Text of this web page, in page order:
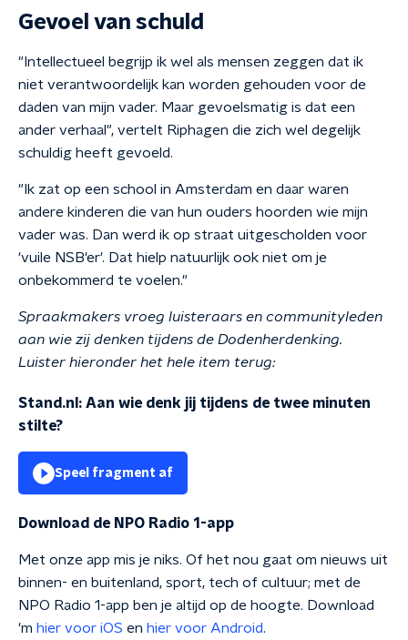
Gevoel van schuld
"Intellectueel begrijp ik wel als mensen zeggen dat ik
niet verantwoordelijk kan worden gehouden voor de
daden van mijn vader. Maar gevoelsmatig is dat een
ander verhaal", vertelt Riphagen die zich wel degelijk
schuldig heeft gevoeld.
"Ik zat op een school in Amsterdam en daar waren
andere kinderen die van hun ouders hoorden wie mijn
vader was. Dan werd ik op straat uitgescholden voor
'vuile NSB'er'. Dat hielp natuurlijk ook niet om je
onbekommerd te voelen."
Spraakmakers vroeg luisteraars en communityleden
aan wie zij denken tijdens de Dodenherdenking.
Luister hieronder het hele item terug:
Stand.nl: Aan wie denk jij tijdens de twee minuten
stilte?
Speel fragment af
Download de NPO Radio 1-app
Met onze app mis je niks. Of het nou gaat om nieuws uit
binnen- en buitenland, sport, tech of cultuur; met de
NPO Radio 1-app ben je altijd op de hoogte. Download
'm hier voor iOS en hier voor Android.